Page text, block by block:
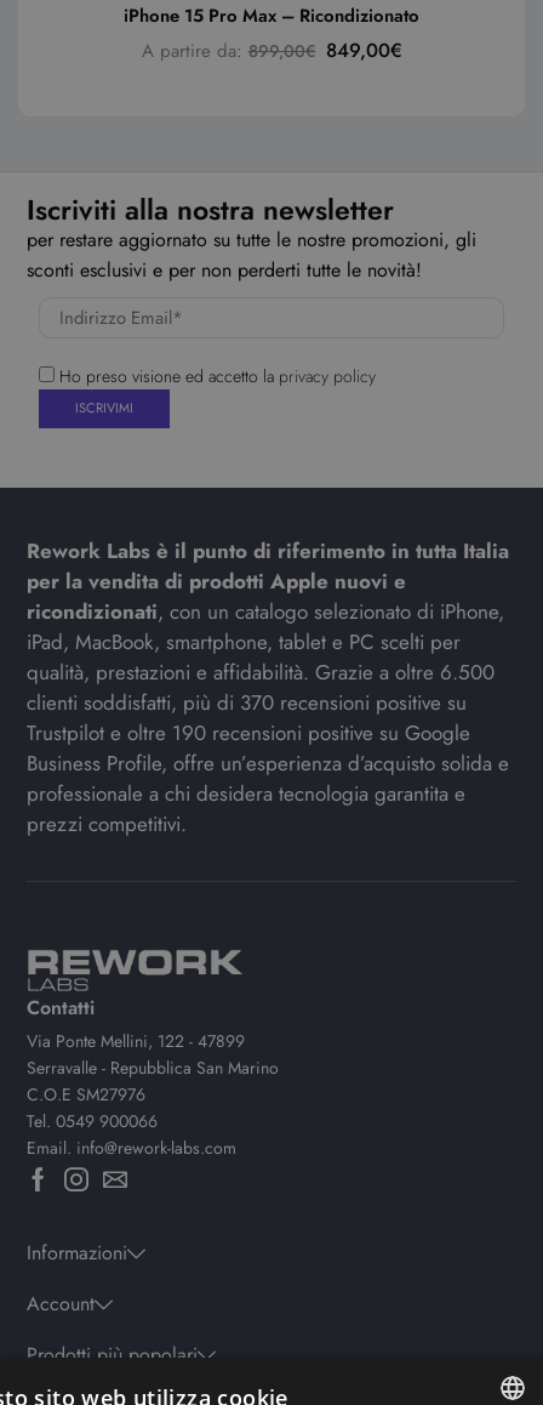
iPhone 15 Pro Max – Ricondizionato
A partire da:899,00€ 849,00€
Iscriviti alla nostra newsletter
per restare aggiornato su tutte le nostre promozioni, gli
sconti esclusivi e per non perderti tutte le novità!
Ho preso visione ed accetto la privacy policy
Rework Labs è il punto di riferimento in tutta Italia
per la vendita di prodotti Apple nuovi e
ricondizionati, con un catalogo selezionato di iPhone,
iPad, MacBook, smartphone, tablet e PC scelti per
qualità, prestazioni e affidabilità. Grazie a oltre 6.500
clienti soddisfatti, più di 370 recensioni positive su
Trustpilot e oltre 190 recensioni positive su Google
Business Profile, offre un’esperienza d’acquisto solida e
professionale a chi desidera tecnologia garantita e
prezzi competitivi.
Contatti
Via Ponte Mellini, 122 - 47899
Serravalle - Repubblica San Marino
C.O.E SM27976
Tel.0549 900066
Email. info@rework-labs.com
Informazioni
Account
Prodotti più popolari
sito web utilizza cookie